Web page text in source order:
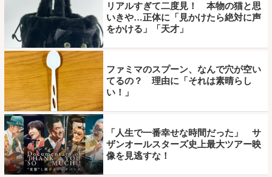
リアルすぎて二度見！ 本物の猫と思
いきや…正体に「見かけたら絶対に声
をかける」「天才」
ファミマのスプーン、なんで穴が空い
てるの？ 理由に「それは素晴らし
い！」
「人生で一番幸せな時間だった」 サ
ザンオールスターズ史上最大ツアー映
像を見逃すな！